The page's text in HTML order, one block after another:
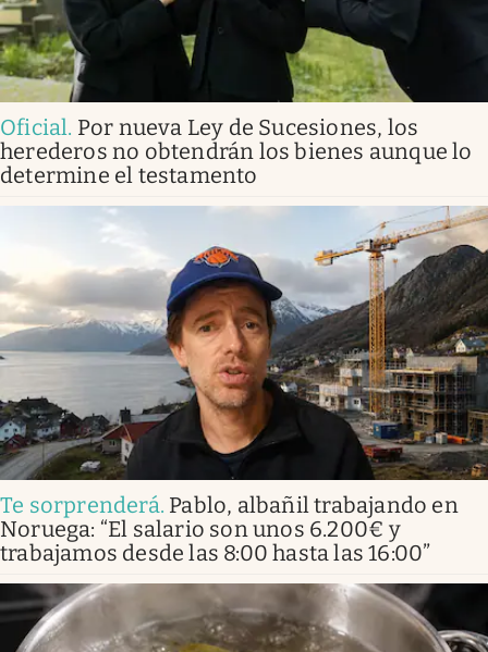
Oficial. Por nueva Ley de Sucesiones, los
herederos no obtendrán los bienes aunque lo
determine el testamento
Te sorprenderá. Pablo, albañil trabajando en
Noruega: “El salario son unos 6.200€ y
trabajamos desde las 8:00 hasta las 16:00”